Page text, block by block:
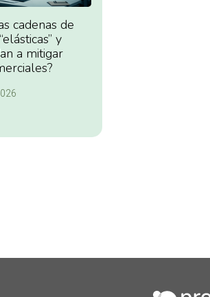
cadenas de
y
a mitigar